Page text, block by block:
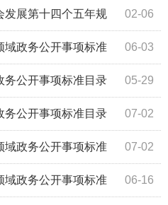
02-06
发展第十四个五年规
06-03
域政务公开事项标准
05-29
务公开事项标准目录
07-02
务公开事项标准目录
07-02
域政务公开事项标准
06-16
域政务公开事项标准